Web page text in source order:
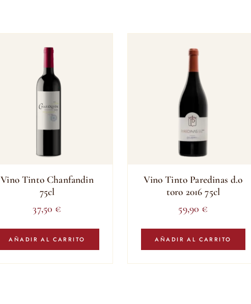
Vino Tinto Chanfandin
75cl
37,50 €
AÑADIR AL CARRITO
Vino Tinto Paredinas d.o
toro 2016 75cl
59,90 €
AÑADIR AL CARRITO